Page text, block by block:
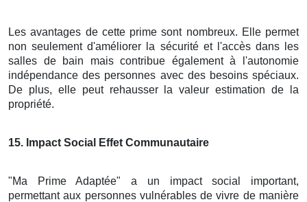
Les avantages de cette prime sont nombreux. Elle permet
non seulement d'améliorer la sécurité et l'accès dans les
salles de bain mais contribue également à l'autonomie
indépendance des personnes avec des besoins spéciaux.
De plus, elle peut rehausser la valeur estimation de la
propriété.
15. Impact Social Effet Communautaire
"Ma Prime Adaptée" a un impact social important,
permettant aux personnes vulnérables de vivre de manière